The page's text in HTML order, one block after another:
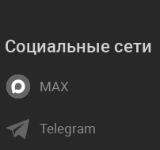
Социальные сети
MAX
Telegram